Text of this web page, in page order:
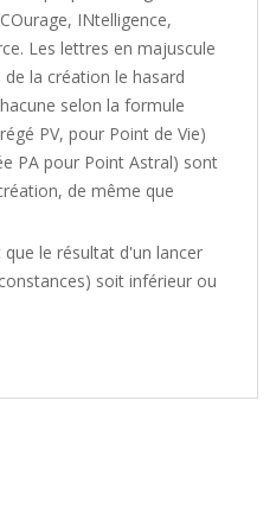
INtelligence,
Les lettres en majuscule
la création le hasard
selon la formule
PV, pour Point de Vie)
PA pour Point Astral) sont
de même que
le résultat d'un lancer
soit inférieur ou